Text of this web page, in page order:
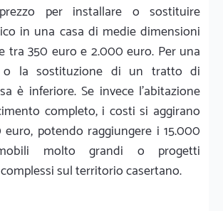
per installare o sostituire
in una casa di medie dimensioni
tra 350 euro e 2.000 euro. Per una
o la sostituzione di un tratto di
è inferiore. Se invece l'abitazione
completo, i costi si aggirano
potendo raggiungere i 15.000
molto grandi o progetti
sul territorio casertano.